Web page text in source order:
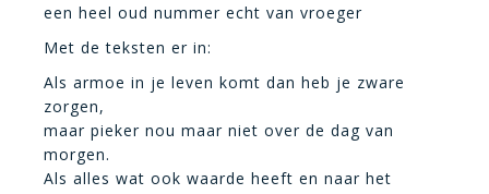
een heel oud nummer echt van vroeger
Met de teksten er in:
Als armoe in je leven komt dan heb je zware
zorgen,
maar pieker nou maar niet over de dag van
morgen.
Als alles wat ook waarde heeft en naar het